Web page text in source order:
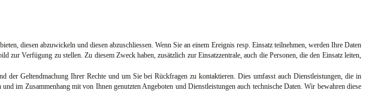
diesen abzuwickeln und diesen abzuschliessen. Wenn Sie an einem Ereignis resp. Einsatz teilnehmen, werden Ihre Daten
Verfügung zu stellen. Zu diesem Zweck haben, zusätzlich zur Einsatzzentrale, auch die Personen, die den Einsatz leiten,
Geltendmachung Ihrer Rechte und um Sie bei Rückfragen zu kontaktieren. Dies umfasst auch Dienstleistungen, die in
im Zusammenhang mit von Ihnen genutzten Angeboten und Dienstleistungen auch technische Daten. Wir bewahren diese